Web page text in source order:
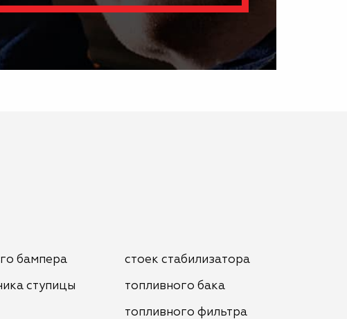
бампера
ступицы
стоек стабилизатора
топливного бака
топливного фильтра